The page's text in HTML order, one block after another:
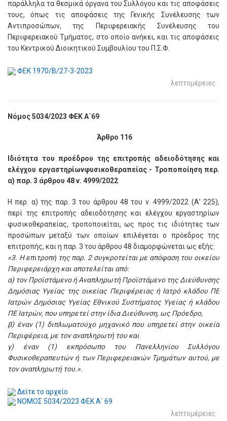
παράλληλα τα θεσμικά όργανα του Συλλόγου και τις αποφάσεις
τους, όπως τις αποφάσεις της Γενικής Συνέλευσης των
Αντιπροσώπων, της Περιφερειακής Συνέλευσης του
Περιφερειακού Τμήματος, στο οποίο ανήκει, και τις αποφάσεις
του Κεντρικού Διοικητικού Συμβουλίου του Π.Σ.Φ.
ΦΕΚ 1970/Β/27-3-2023
λεπτομέρειες
Νόμος 5034/2023 ΦΕΚ Α΄69
Άρθρο 116
Ιδιότητα του προέδρου της επιτροπής αδειοδότησης και
ελέγχου εργαστηρίωνφυσικοθεραπείας - Τροποποίηση περ.
α) παρ. 3 άρθρου 48 ν. 4999/2022
Η περ. α) της παρ. 3 του άρθρου 48 του ν. 4999/2022 (Α’ 225),
περί της επιτροπής αδειοδότησης και ελέγχου εργαστηρίων
φυσικοθεραπείας, τροποποιείται, ως προς τις ιδιότητες των
προσώπων μεταξύ των οποίων επιλέγεται ο πρόεδρος της
επιτροπής, και η παρ. 3 του άρθρου 48 διαμορφώνεται ως εξής:
«3. Η επιτροπή της παρ. 2 συγκροτείται με απόφαση του οικείου
Περιφερειάρχη και αποτελείται από:
α) τον Προϊστάμενο ή Αναπληρωτή Προϊστάμενο της Διεύθυνσης
Δημόσιας Υγείας της οικείας Περιφέρειας ή Ιατρό κλάδου ΠΕ
Ιατρών Δημόσιας Υγείας Εθνικού Συστήματος Υγείας ή κλάδου
ΠΕ Ιατρών, που υπηρετεί στην ίδια Διεύθυνση, ως Πρόεδρο,
β) έναν (1) διπλωματούχο μηχανικό που υπηρετεί στην οικεία
Περιφέρεια, με τον αναπληρωτή του και
γ) έναν (1) εκπρόσωπο του Πανελληνίου Συλλόγου
Φυσικοθεραπευτών ή των Περιφερειακών Τμημάτων αυτού, με
τον αναπληρωτή του.».
Δείτε το αρχείο
ΝΟΜΟΣ 5034/2023 ΦΕΚ Α΄ 69
λεπτομέρειες